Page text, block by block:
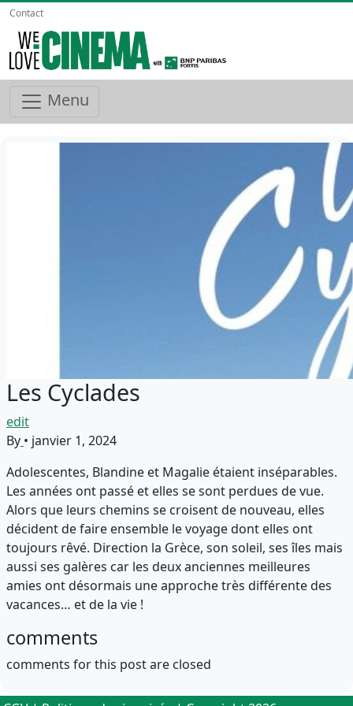
Contact
Menu
Les Cyclades
edit
By • janvier 1, 2024
Adolescentes, Blandine et Magalie étaient inséparables.
Les années ont passé et elles se sont perdues de vue.
Alors que leurs chemins se croisent de nouveau, elles
décident de faire ensemble le voyage dont elles ont
toujours rêvé. Direction la Grèce, son soleil, ses îles mais
aussi ses galères car les deux anciennes meilleures
amies ont désormais une approche très différente des
vacances… et de la vie !
comments
comments for this post are closed